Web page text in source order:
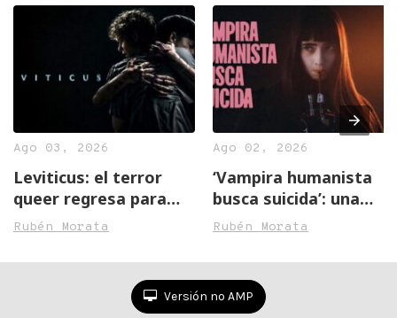
Ago 03, 2026
Leviticus: el terror
queer regresa para
castigar a los
Rubén Morata
Ago 02, 2026
‘Vampira humanista
busca suicida’: una
lección de humanidad
Rubén Morata
Versión no AMP